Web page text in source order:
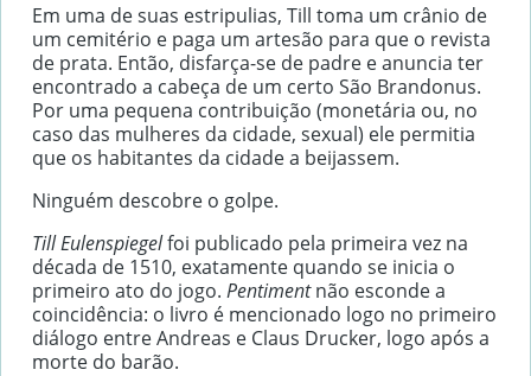
Em uma de suas estripulias, Till toma um crânio de
um cemitério e paga um artesão para que o revista
de prata. Então, disfarça-se de padre e anuncia ter
encontrado a cabeça de um certo São Brandonus.
Por uma pequena contribuição (monetária ou, no
caso das mulheres da cidade, sexual) ele permitia
que os habitantes da cidade a beijassem.
Ninguém descobre o golpe.
Till Eulenspiegelfoi publicado pela primeira vez na
década de 1510, exatamente quando se inicia o
primeiro ato do jogo. Pentimentnão esconde a
coincidência: o livro é mencionado logo no primeiro
diálogo entre Andreas e Claus Drucker, logo após a
morte do barão.